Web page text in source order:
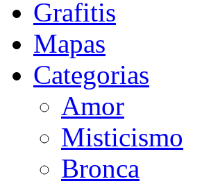
Grafitis
Mapas
Categorias
Amor
Misticismo
Bronca